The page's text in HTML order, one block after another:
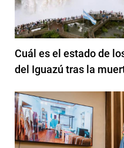
Cuál es el estado de
del Iguazú tras la